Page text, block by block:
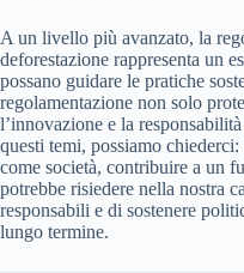
A un livello più avanzato, la
deforestazione rappresenta un
possano guidare le pratiche
regolamentazione non solo
l’innovazione e la
questi temi, possiamo
come società, contribuire a un
potrebbe risiedere nella nostra
responsabili e di sostenere
lungo termine.